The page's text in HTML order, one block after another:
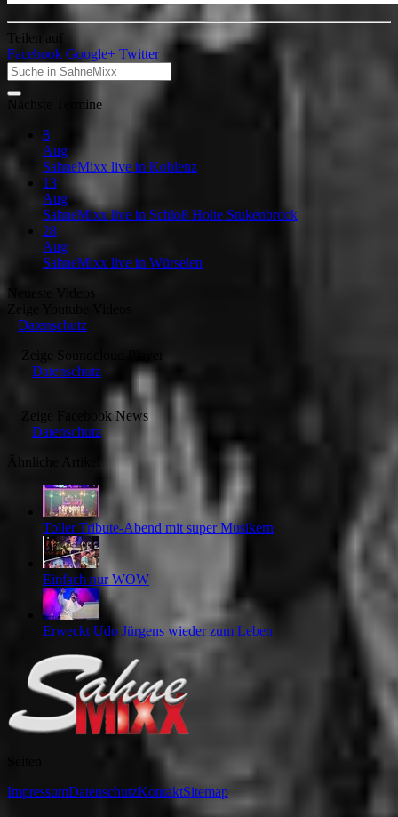
Teilen auf
Facebook Google+ Twitter
Nächste Termine
8
Aug
SahneMixx live in Koblenz
13
Aug
SahneMixx live in Schloß Holte Stukenbrock
28
Aug
SahneMixx live in Würselen
Datenschutz
Datenschutz
Zeige
Facebook News
Datenschutz
Ähnliche Artikel
Toller Tribute-Abend mit super Musikern
Einfach nur WOW
Erweckt Udo Jürgens wieder zum Leben
ImpressumDatenschutzKontaktSitemap